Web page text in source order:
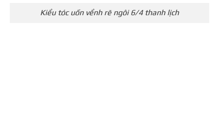
Kiểu tóc uốn vểnh rẽ ngôi 6/4 thanh lịch